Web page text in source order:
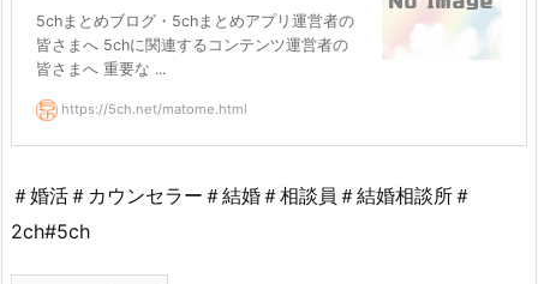
5chまとめブログ・5chまとめアプリ運営者の
皆さまへ 5chに関連するコンテンツ運営者の
皆さまへ 重要な ...
https://5ch.net/matome.html
＃婚活＃カウンセラー＃結婚＃相談員＃結婚相談所＃
2ch#5ch